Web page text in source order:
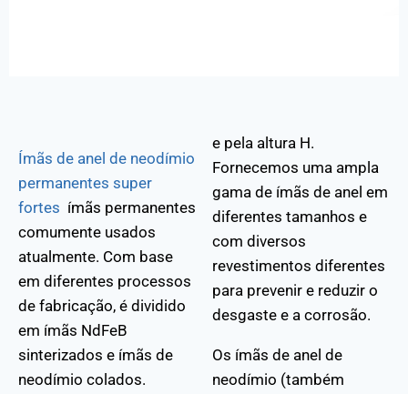
Ímãs de anel de neodímio
permanentes super
fortes ímãs permanentes
comumente usados
atualmente. Com base
em diferentes processos
de fabricação, é dividido
em ímãs NdFeB
sinterizados e ímãs de
neodímio colados.
e pela altura H.
Fornecemos uma ampla
gama de ímãs de anel em
diferentes tamanhos e
com diversos
revestimentos diferentes
para prevenir e reduzir o
desgaste e a corrosão.
Os ímãs de anel de
neodímio (também